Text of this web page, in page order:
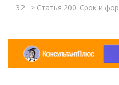
32
> Статья 200. Срок и